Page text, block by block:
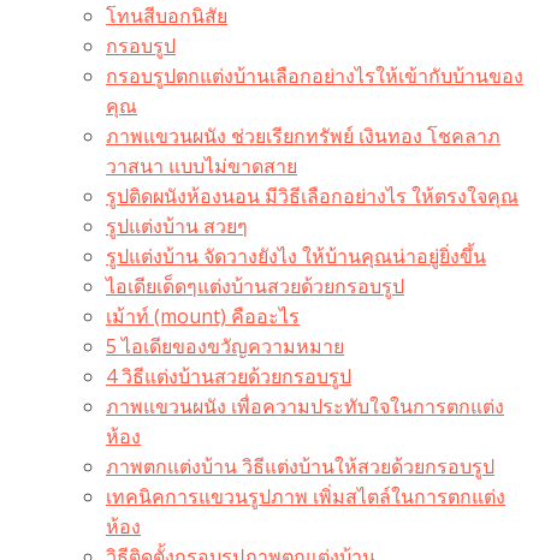
โทนสีบอกนิสัย
กรอบรูป
กรอบรูปตกแต่งบ้านเลือกอย่างไรให้เข้ากับบ้านของ
คุณ
ภาพแขวนผนัง ช่วยเรียกทรัพย์ เงินทอง โชคลาภ
วาสนา แบบไม่ขาดสาย
รูปติดผนังห้องนอน มีวิธีเลือกอย่างไร ให้ตรงใจคุณ
รูปแต่งบ้าน สวยๆ
รูปแต่งบ้าน จัดวางยังไง ให้บ้านคุณน่าอยู่ยิ่งขึ้น
ไอเดียเด็ดๆแต่งบ้านสวยด้วยกรอบรูป
เม้าท์ (mount) คืออะไร​
5 ไอเดียของขวัญความหมาย
4 วิธีแต่งบ้านสวยด้วยกรอบรูป
ภาพแขวนผนัง เพื่อความประทับใจในการตกแต่ง
ห้อง
ภาพตกแต่งบ้าน วิธีแต่งบ้านให้สวยด้วยกรอบรูป
เทคนิคการแขวนรูปภาพ เพิ่มสไตล์ในการตกแต่ง
ห้อง